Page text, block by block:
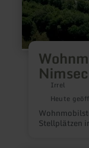
Irrel
Heute
Stellplätzen